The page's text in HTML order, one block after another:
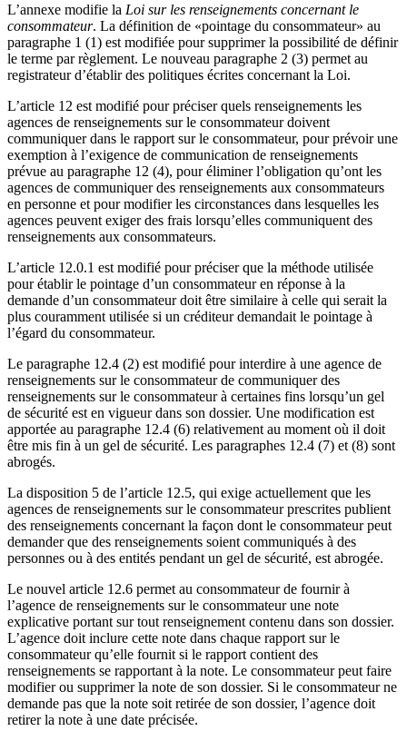
L’annexe modifie la Loi sur les renseignements concernant le
consommateur. La définition de «pointage du consommateur» au
paragraphe 1 (1) est modifiée pour supprimer la possibilité de définir
le terme par règlement. Le nouveau paragraphe 2 (3) permet au
registrateur d’établir des politiques écrites concernant la Loi.
L’article 12 est modifié pour préciser quels renseignements les
agences de renseignements sur le consommateur doivent
communiquer dans le rapport sur le consommateur, pour prévoir une
exemption à l’exigence de communication de renseignements
prévue au paragraphe 12 (4), pour éliminer l’obligation qu’ont les
agences de communiquer des renseignements aux consommateurs
en personne et pour modifier les circonstances dans lesquelles les
agences peuvent exiger des frais lorsqu’elles communiquent des
renseignements aux consommateurs.
L’article 12.0.1 est modifié pour préciser que la méthode utilisée
pour établir le pointage d’un consommateur en réponse à la
demande d’un consommateur doit être similaire à celle qui serait la
plus couramment utilisée si un créditeur demandait le pointage à
l’égard du consommateur.
Le paragraphe 12.4 (2) est modifié pour interdire à une agence de
renseignements sur le consommateur de communiquer des
renseignements sur le consommateur à certaines fins lorsqu’un gel
de sécurité est en vigueur dans son dossier. Une modification est
apportée au paragraphe 12.4 (6) relativement au moment où il doit
être mis fin à un gel de sécurité. Les paragraphes 12.4 (7) et (8) sont
abrogés.
La disposition 5 de l’article 12.5, qui exige actuellement que les
agences de renseignements sur le consommateur prescrites publient
des renseignements concernant la façon dont le consommateur peut
demander que des renseignements soient communiqués à des
personnes ou à des entités pendant un gel de sécurité, est abrogée.
Le nouvel article 12.6 permet au consommateur de fournir à
l’agence de renseignements sur le consommateur une note
explicative portant sur tout renseignement contenu dans son dossier.
L’agence doit inclure cette note dans chaque rapport sur le
consommateur qu’elle fournit si le rapport contient des
renseignements se rapportant à la note. Le consommateur peut faire
modifier ou supprimer la note de son dossier. Si le consommateur ne
demande pas que la note soit retirée de son dossier, l’agence doit
retirer la note à une date précisée.